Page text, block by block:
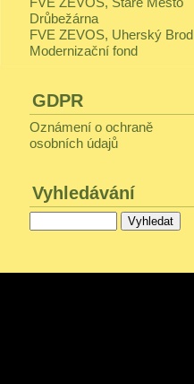
Drůbežárna
FVE ZEVOS, Uherský Brod
Modernizační fond
GDPR
Oznámení o ochraně
osobních údajů
Vyhledávání